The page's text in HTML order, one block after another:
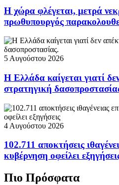
Η χώρα φλέγεται, μετρά
πρωθυπουργός
5 Αυγούστου 2026
Η Ελλάδα καίγεται γιατί
στρατηγική
4 Αυγούστου 2026
102.711 αποκτήσεις
κυβέρνηση οφείλει
Πιο Πρόσφατα